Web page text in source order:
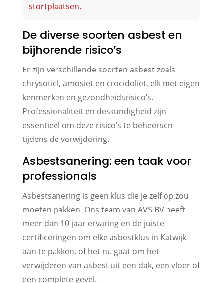
stortplaatsen.
De diverse soorten asbest en
bijhorende risico’s
Er zijn verschillende soorten asbest zoals
chrysotiel, amosiet en crocidoliet, elk met eigen
kenmerken en gezondheidsrisico’s.
Professionaliteit en deskundigheid zijn
essentieel om deze risico’s te beheersen
tijdens de verwijdering.
Asbestsanering: een taak voor
professionals
Asbestsanering is geen klus die je zelf op zou
moeten pakken. Ons team van AVS BV heeft
meer dan 10 jaar ervaring en de juiste
certificeringen om elke asbestklus in Katwijk
aan te pakken, of het nu gaat om het
verwijderen van asbest uit een dak, een vloer of
een complete gevel.